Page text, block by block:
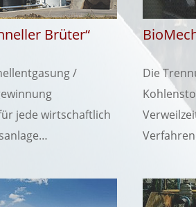
Brüter“
/
jede wirtschaftlich
…
Die